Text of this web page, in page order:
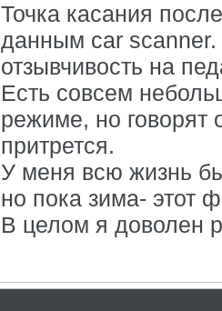
Точка касания
данным car
отзывчивость на
Есть совсем
режиме, но говорят
притрется.
У меня всю жизнь
но пока зима- этот
В целом я доволен